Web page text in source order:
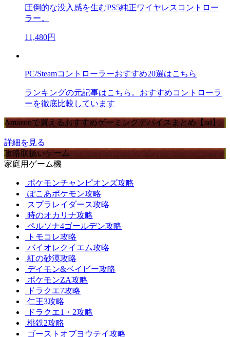
圧倒的な没入感を生むPS5純正ワイヤレスコントロー
ラー。
11,480円
PC/Steamコントローラーおすすめ20選はこちら
ランキングの元記事はこちら。おすすめコントローラ
ーを徹底比較しています
Amazonで買えるおすすめゲーミングデバイスまとめ【ad】
詳細を見る
攻略取扱いゲーム
家庭用ゲーム機
ポケモンチャンピオンズ攻略
ぽこあポケモン攻略
スプラレイダース攻略
時のオカリナ攻略
ペルソナ4ゴールデン攻略
トモコレ攻略
バイオレクイエム攻略
紅の砂漠攻略
デイモン&ベイビー攻略
ポケモンZA攻略
ドラクエ7攻略
仁王3攻略
ドラクエ1・2攻略
桃鉄2攻略
ゴーストオブヨウテイ攻略